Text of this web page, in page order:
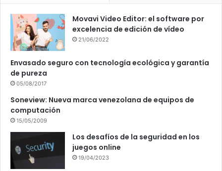
Movavi Video Editor: el software por
excelencia de edición de vídeo
21/06/2022
Envasado seguro con tecnología ecológica y garantía
de pureza
05/08/2017
Soneview: Nueva marca venezolana de equipos de
computación
15/05/2009
Los desafíos de la seguridad en los
juegos online
19/04/2023